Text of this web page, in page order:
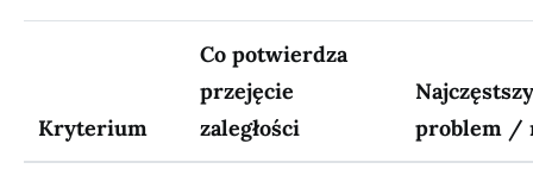
Kryterium
Co potwierdza
przejęcie
zaległości
Najczęstszy
problem /